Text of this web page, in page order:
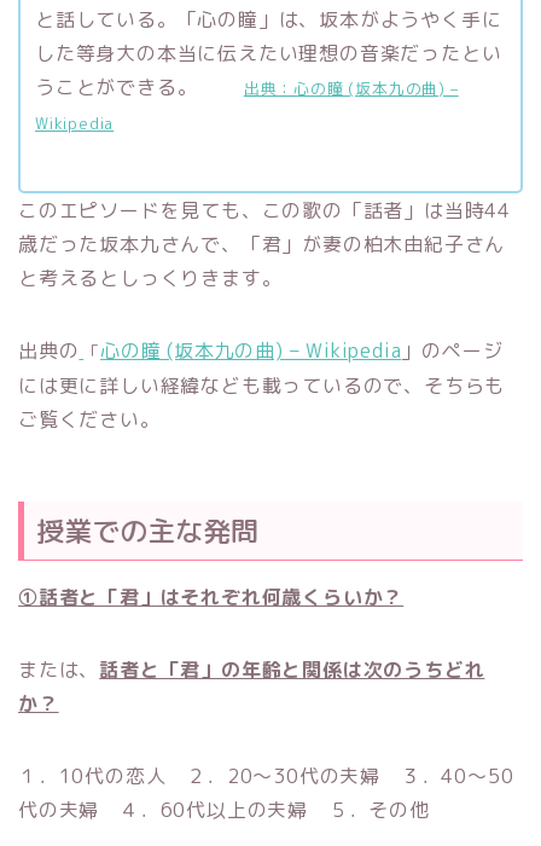
と話している。「心の瞳」は、坂本がようやく手に
した等身大の本当に伝えたい理想の音楽だったとい
うことができる。
出典：心の瞳 (坂本九の曲) –
Wikipedia
このエピソードを見ても、この歌の「話者」は当時44
歳だった坂本九さんで、「君」が妻の柏木由紀子さん
と考えるとしっくりきます。
出典の 「心の瞳 (坂本九の曲) – Wikipedia 」のページ
には更に詳しい経緯なども載っているので、そちらも
ご覧ください。
授業での主な発問
①話者と「君」はそれぞれ何歳くらいか？
または、 話者と「君」の年齢と関係は次のうちどれ
か？
１．10代の恋人 ２．20～30代の夫婦 ３．40～50
代の夫婦 ４．60代以上の夫婦 ５．その他